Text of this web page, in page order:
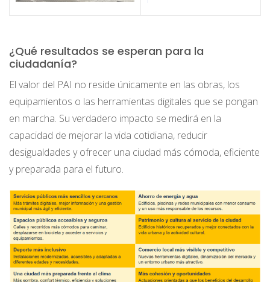
¿Qué resultados se esperan para la
ciudadanía?
El valor del PAI no reside únicamente en las obras, los
equipamientos o las herramientas digitales que se pongan
en marcha. Su verdadero impacto se medirá en la
capacidad de mejorar la vida cotidiana, reducir
desigualdades y ofrecer una ciudad más cómoda, eficiente
y preparada para el futuro.